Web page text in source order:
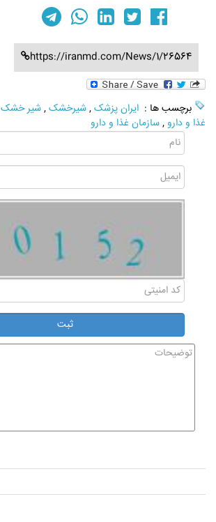
https://iranmd.com/News/1/26564
برچسب ها : ایران پزشک,شیرخشک,شیر خشک
غذا و دارو ,سازمان غذا و دارو